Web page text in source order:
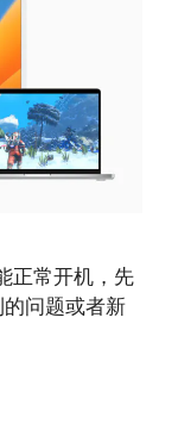
正常开机，先
问题或者新